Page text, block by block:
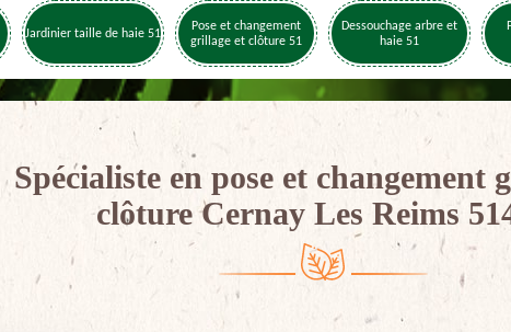
Jardinier taille de haie 51
Pose et changement
grillage et clôture 51
Dessouchage arbre et
haie 51
Spécialiste en pose et changement
clôture Cernay Les Reims